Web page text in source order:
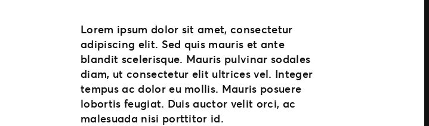
Lorem ipsum dolor sit amet, consectetur
adipiscing elit. Sed quis mauris et ante
blandit scelerisque. Mauris pulvinar sodales
diam, ut consectetur elit ultrices vel. Integer
tempus ac dolor eu mollis. Mauris posuere
lobortis feugiat. Duis auctor velit orci, ac
malesuada nisi porttitor id.